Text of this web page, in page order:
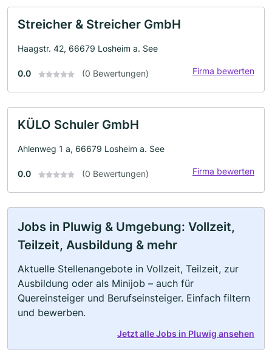
Streicher & Streicher GmbH
Haagstr. 42, 66679 Losheim a. See
0.0 (0 Bewertungen) Firma bewerten
KÜLO Schuler GmbH
Ahlenweg 1 a, 66679 Losheim a. See
0.0 (0 Bewertungen) Firma bewerten
Jobs in Pluwig & Umgebung: Vollzeit,
Teilzeit, Ausbildung & mehr
Aktuelle Stellenangebote in Vollzeit, Teilzeit, zur
Ausbildung oder als Minijob – auch für
Quereinsteiger und Berufseinsteiger. Einfach filtern
und bewerben.
Jetzt alle Jobs in Pluwig ansehen